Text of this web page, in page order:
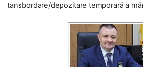
tansbordare/depozitare temporară a